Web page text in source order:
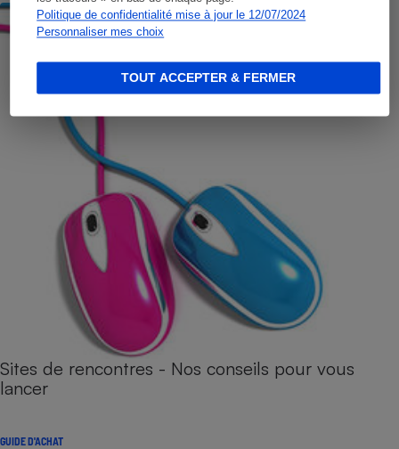
Politique de confidentialité mise à jour le 12/07/2024
Personnaliser mes choix
TOUT ACCEPTER & FERMER
Sites de rencontres - Nos conseils pour vous
lancer
GUIDE D'ACHAT